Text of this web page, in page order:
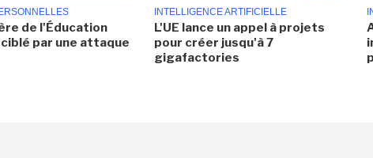
de l'Éducation
par une attaque
INTELLIGENCE ARTIFICIELLE
L'UE lance un appel à projets
pour créer jusqu'à 7
gigafactories